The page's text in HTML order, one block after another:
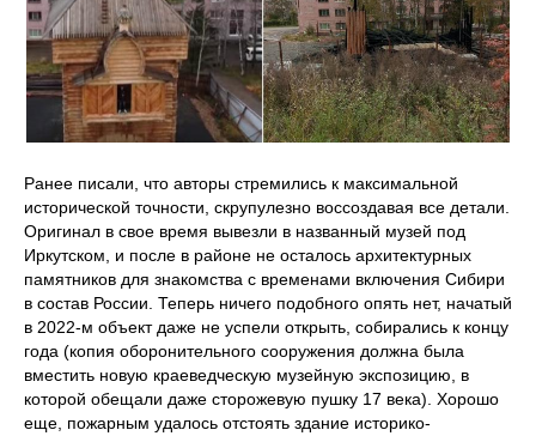
Ранее писали, что авторы стремились к максимальной
исторической точности, скрупулезно воссоздавая все детали.
Оригинал в свое время вывезли в названный музей под
Иркутском, и после в районе не осталось архитектурных
памятников для знакомства с временами включения Сибири
в состав России. Теперь ничего подобного опять нет, начатый
в 2022-м объект даже не успели открыть, собирались к концу
года (копия оборонительного сооружения должна была
вместить новую краеведческую музейную экспозицию, в
которой обещали даже сторожевую пушку 17 века). Хорошо
еще, пожарным удалось отстоять здание историко-